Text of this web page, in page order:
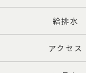
給排水
アクセス